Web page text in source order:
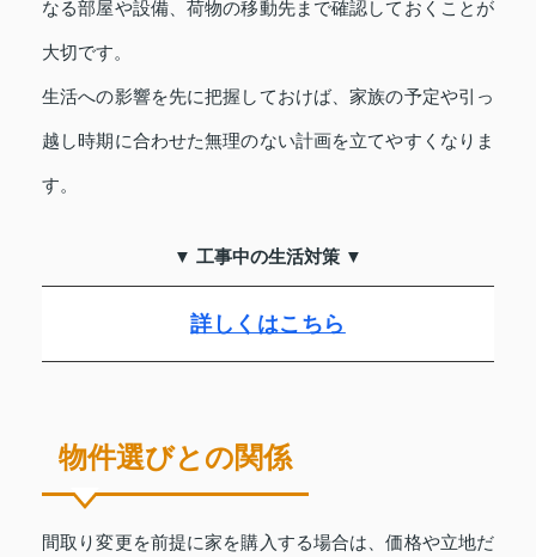
なる部屋や設備、荷物の移動先まで確認しておくことが
大切です。
生活への影響を先に把握しておけば、家族の予定や引っ
越し時期に合わせた無理のない計画を立てやすくなりま
す。
▼ 工事中の生活対策 ▼
詳しくはこちら
物件選びとの関係
間取り変更を前提に家を購入する場合は、価格や立地だ